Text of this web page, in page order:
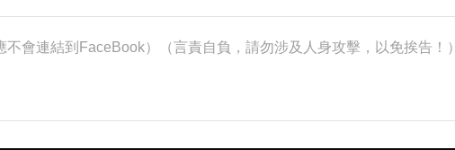
不會連結到FaceBook）（言責自負，請勿涉及人身攻擊，以免挨告！）